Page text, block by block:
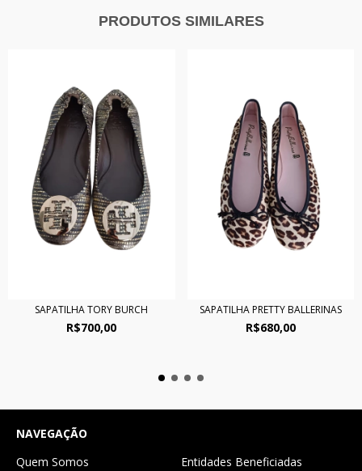
PRODUTOS SIMILARES
SAPATILHA TORY BURCH
R$700,00
SAPATILHA PRETTY BALLERINAS
R$680,00
NAVEGAÇÃO
Quem Somos
Entidades Beneficiadas